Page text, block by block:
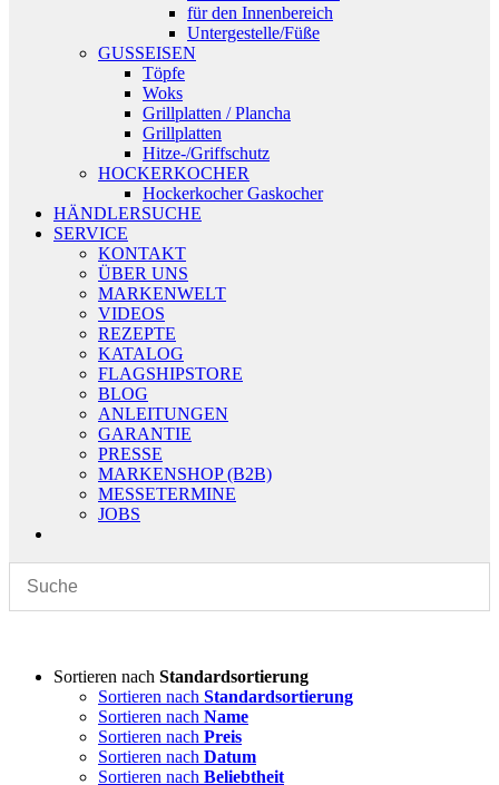
für den Innenbereich
Untergestelle/Füße
GUSSEISEN
Töpfe
Woks
Grillplatten / Plancha
Grillplatten
Hitze-/Griffschutz
HOCKERKOCHER
Hockerkocher Gaskocher
HÄNDLERSUCHE
SERVICE
KONTAKT
ÜBER UNS
MARKENWELT
VIDEOS
REZEPTE
KATALOG
FLAGSHIPSTORE
BLOG
ANLEITUNGEN
GARANTIE
PRESSE
MARKENSHOP (B2B)
MESSETERMINE
JOBS
Sortieren nach Standardsortierung
Sortieren nach Standardsortierung
Sortieren nach Name
Sortieren nach Preis
Sortieren nach Datum
Sortieren nach Beliebtheit